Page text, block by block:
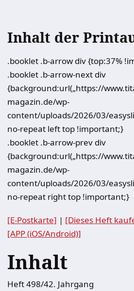
Inhalt der
.booklet .b-arrow div {top:37%
.booklet .b-arrow-next div
{background:url(„https://
magazin.de/wp-
content/uploads/2026/03/
no-repeat left top !important;}
.booklet .b-arrow-prev div
{background:url(„https://
magazin.de/wp-
content/uploads/2026/03/
no-repeat right top !important;}
[E-Postkarte] | [Dieses Heft
[APP (iOS/Android)]
Inhalt
Heft 498/42. Jahrgang